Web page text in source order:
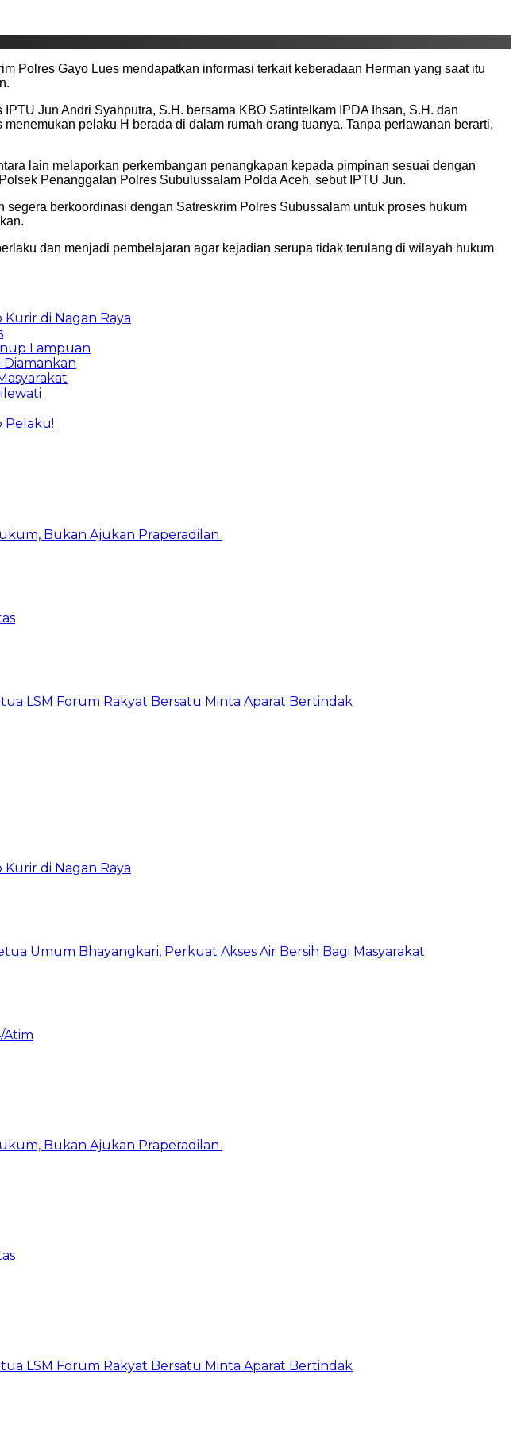
Polres Gayo Lues mendapatkan informasi terkait keberadaan Herman yang saat itu
Jun Andri Syahputra, S.H. bersama KBO Satintelkam IPDA Ihsan, S.H. dan
pelaku H berada di dalam rumah orang tuanya. Tanpa perlawanan berarti,
lain melaporkan perkembangan penangkapan kepada pimpinan sesuai dengan
Penanggalan Polres Subulussalam Polda Aceh, sebut IPTU Jun.
berkoordinasi dengan Satreskrim Polres Subussalam untuk proses hukum
dan menjadi pembelajaran agar kejadian serupa tidak terulang di wilayah hukum
di Nagan Raya
Lampuan
Diamankan
Pelaku!
Bukan Ajukan Praperadilan
LSM Forum Rakyat Bersatu Minta Aparat Bertindak
di Nagan Raya
Umum Bhayangkari, Perkuat Akses Air Bersih Bagi Masyarakat
Atim
Bukan Ajukan Praperadilan
LSM Forum Rakyat Bersatu Minta Aparat Bertindak